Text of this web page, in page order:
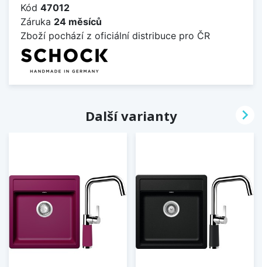
Kód 47012
Záruka 24 měsíců
Zboží pochází z oficiální distribuce pro ČR
Další varianty 